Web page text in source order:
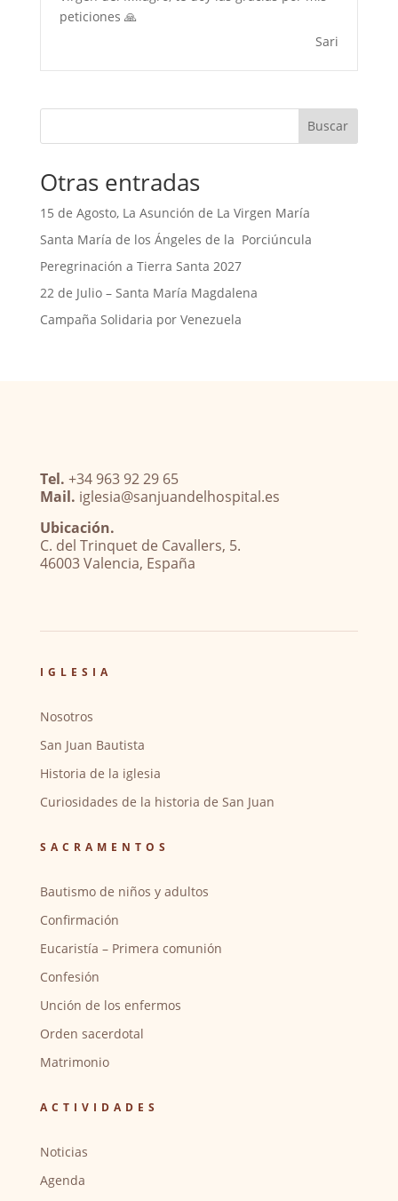
peticiones 🙏
Sari
Buscar
Otras entradas
15 de Agosto, La Asunción de La Virgen María
Santa María de los Ángeles de la Porciúncula
Peregrinación a Tierra Santa 2027
22 de Julio – Santa María Magdalena
Campaña Solidaria por Venezuela
Tel. +34 963 92 29 65
Mail. iglesia@sanjuandelhospital.es
Ubicación.
C. del Trinquet de Cavallers, 5.
46003 Valencia, España
IGLESIA
Nosotros
San Juan Bautista
Historia de la iglesia
Curiosidades de la historia de San Juan
SACRAMENTOS
Bautismo de niños y adultos
Confirmación
Eucaristía – Primera comunión
Confesión
Unción de los enfermos
Orden sacerdotal
Matrimonio
ACTIVIDADES
Noticias
Agenda